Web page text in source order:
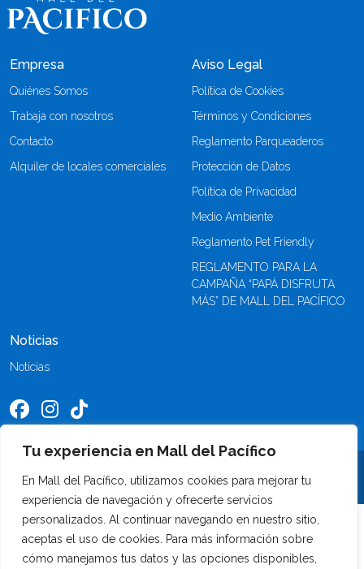
Tu experiencia en Mall del Pacífico
En Mall del Pacífico, utilizamos cookies para mejorar tu
experiencia de navegación y ofrecerte servicios
personalizados. Al continuar navegando en nuestro sitio,
aceptas el uso de cookies. Para más información sobre
cómo manejamos tus datos y las opciones disponibles,
Empresa
Quiénes Somos
Trabaja con nosotros
Contacto
Alquiler de locales comerciales
Aviso Legal
Política de Cookies
Términos y Condiciones
Reglamento Parqueaderos
Protección de Datos
Política de Privacidad
Medio Ambiente
Reglamento Pet Friendly
REGLAMENTO PARA LA
CAMPAÑA “PAPÁ DISFRUTA
MÁS” DE MALL DEL PACÍFICO
Noticias
Noticias
©2026 Mall del Pacífico. Todos los derechos reservados